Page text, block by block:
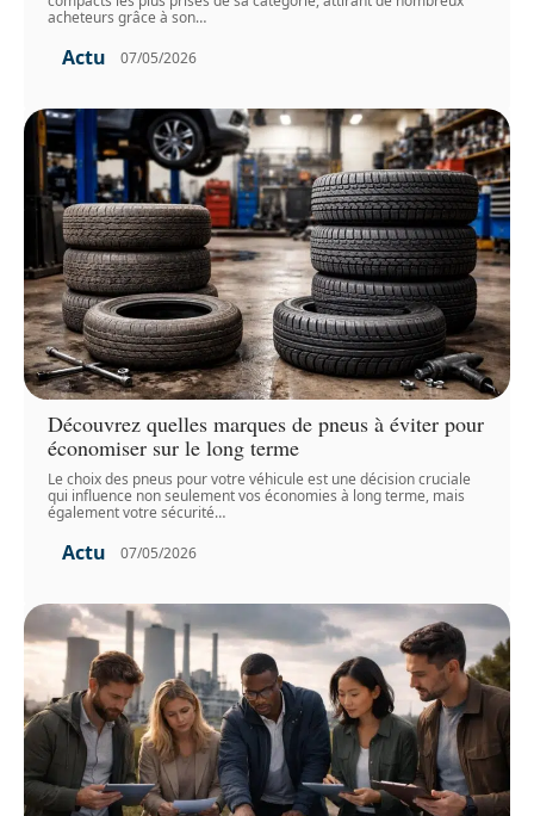
acheteurs grâce à son…
Actu 07/05/2026
Découvrez quelles marques de pneus à éviter pour
économiser sur le long terme
Le choix des pneus pour votre véhicule est une décision cruciale
qui influence non seulement vos économies à long terme, mais
également votre sécurité…
Actu 07/05/2026